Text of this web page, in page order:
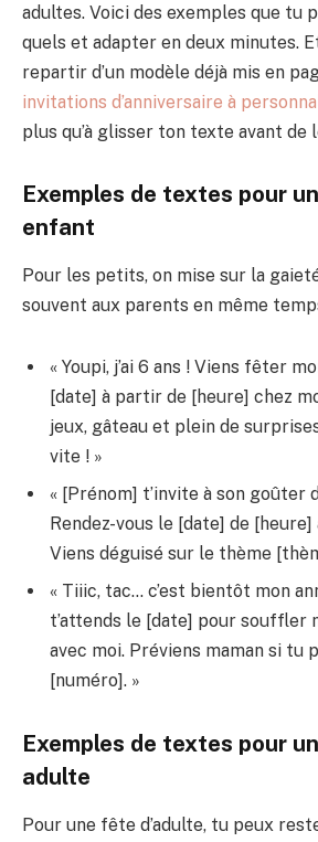
adultes. Voici des exemples que tu
quels et adapter en deux minutes.
repartir d’un modèle déjà mis en
invitations d’anniversaire à
plus qu’à glisser ton texte avant de
Exemples de textes pour
enfant
Pour les petits, on mise sur la
souvent aux parents en même
« Youpi, j’ai 6 ans ! Viens fêter
[date] à partir de [heure] chez
jeux, gâteau et plein de
vite ! »
« [Prénom] t’invite à son goûter
Rendez-vous le [date] de
Viens déguisé sur le thème
« Tiiic, tac… c’est bientôt mon
t’attends le [date] pour souffler
avec moi. Préviens maman si tu
[numéro]. »
Exemples de textes pour
adulte
Pour une fête d’adulte, tu peux